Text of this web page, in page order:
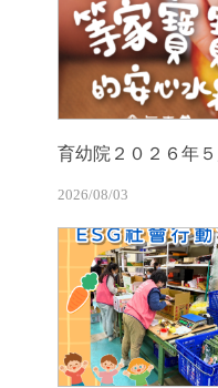
育幼院２０２６年
2026/08/03